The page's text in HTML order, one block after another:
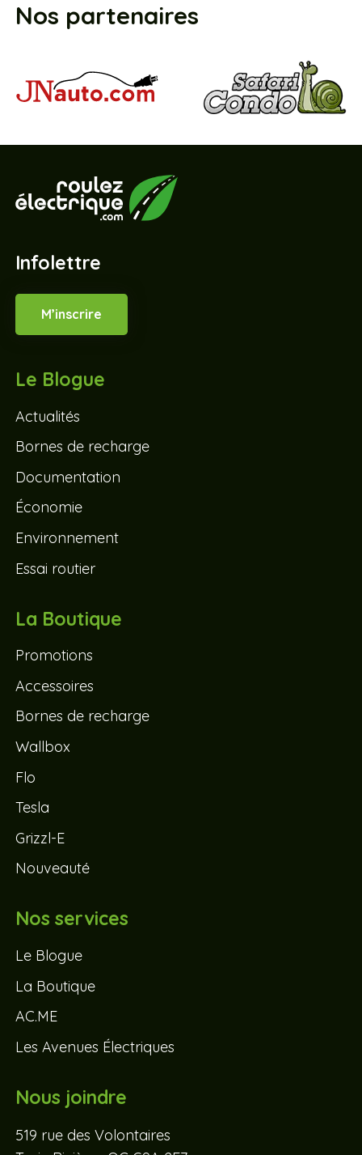
Nos partenaires
Infolettre
M’inscrire
Le Blogue
Actualités
Bornes de recharge
Documentation
Économie
Environnement
Essai routier
La Boutique
Promotions
Accessoires
Bornes de recharge
Wallbox
Flo
Tesla
Grizzl-E
Nouveauté
Nos services
Le Blogue
La Boutique
AC.ME
Les Avenues Électriques
Nous joindre
519 rue des Volontaires